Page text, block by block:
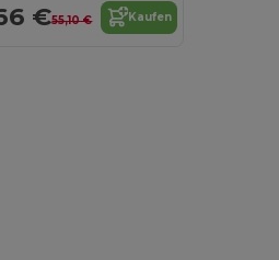
€55,10 € Kaufen